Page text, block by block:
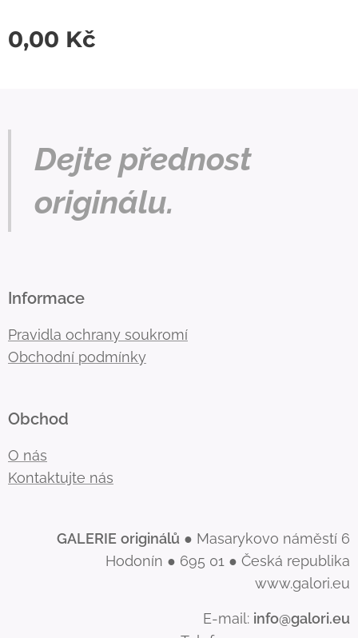
0,00 Kč
Dejte přednost
originálu.
Informace
Pravidla ochrany soukromí
Obchodní podmínky
Obchod
O nás
Kontaktujte nás
GALERIE originálů ● Masarykovo náměstí 6
Hodonín ● 695 01 ● Česká republika
www.galori.eu
E-mail: info@galori.eu